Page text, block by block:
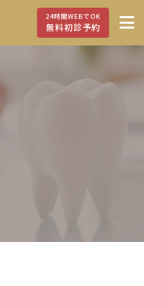
24時間WEBでOK
無料初診予約